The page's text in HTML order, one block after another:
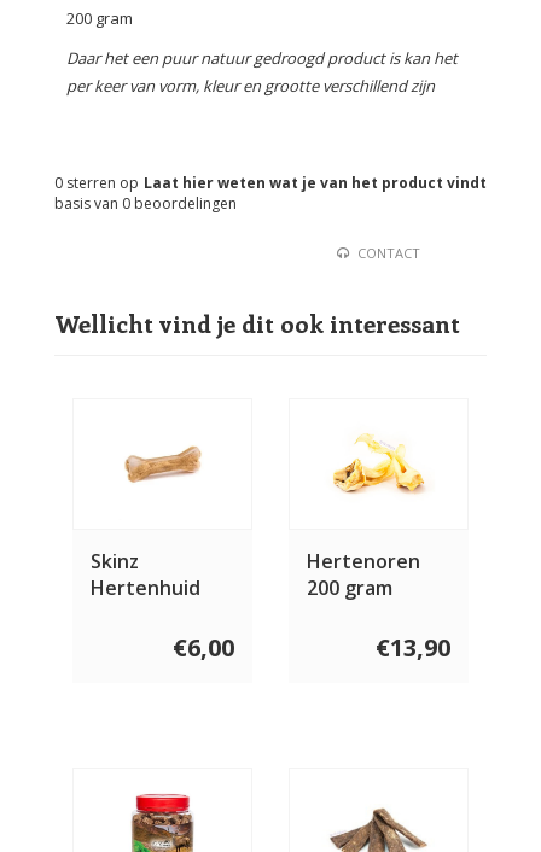
200 gram
Daar het een puur natuur gedroogd product is kan het
per keer van vorm, kleur en grootte verschillend zijn
Laat hier weten wat je van het product vindt
0 sterren op
basis van 0 beoordelingen
CONTACT
Wellicht vind je dit ook interessant
Skinz
Hertenhuid
€6,00
Hertenoren
200 gram
€13,90